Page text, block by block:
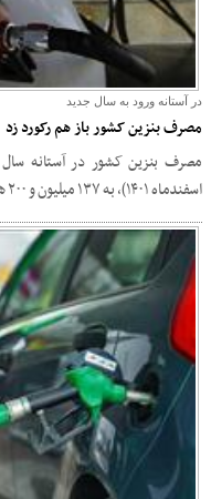
در آستانه ورود به سال جدید
مصرف بنزین کشور باز هم رکورد زد
اسفندماه ۱۴۰۱)، به ۱۳۷ میلیون و ۲۰۰ هزار لیتر رسید.